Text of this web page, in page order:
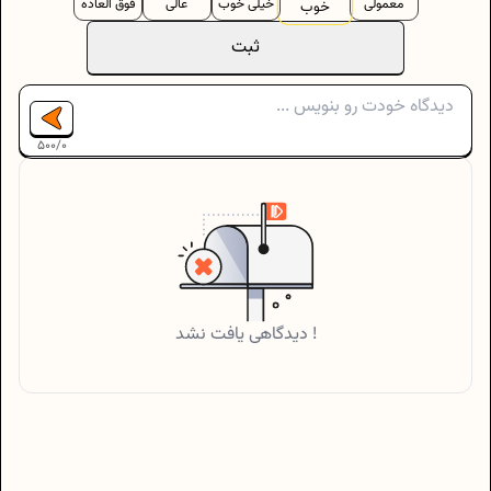
ثبت
معمولی خوب خیلی خوب عالی فوق العاده
500/0
دیدگاهی یافت نشد !